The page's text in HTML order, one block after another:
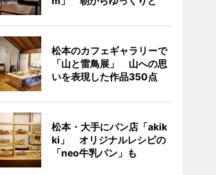
松本のカフェギャラリーで
「山と雷鳥展」 山への思
いを表現した作品350点
松本・大手にパン店「akik
ki」 オリジナルレシピの
「neo牛乳パン」も